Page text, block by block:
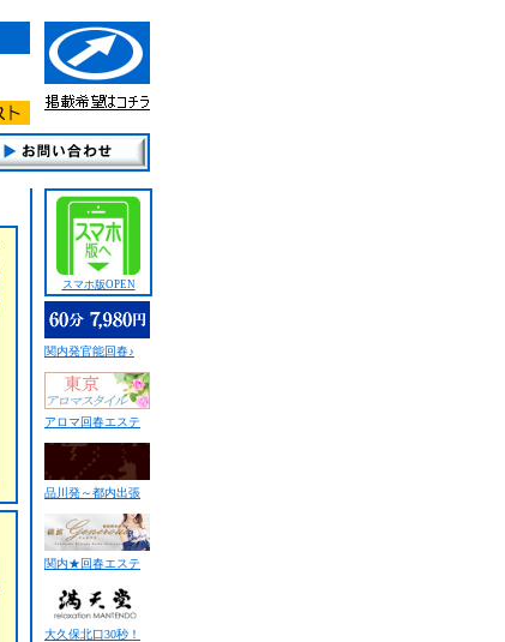
スマホ版OPEN
関内発官能回春♪
アロマ回春エステ
品川発～都内出張
関内★回春エステ
大久保北口30秒！